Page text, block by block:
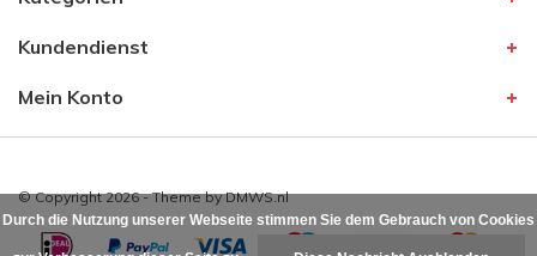
Kundendienst
Mein Konto
© Copyright 2026 - Theme byDMWS.nl
Durch die Nutzung unserer Webseite stimmen Sie dem Gebrauch von Cookies